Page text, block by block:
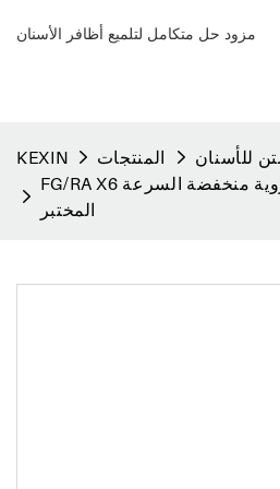
مزود حل متكامل لتلميع أظافر الأسنان
KEXIN المنتجات
للأسنان
FG/RA X6 كروية منخفضة السرعة RA/CA طويلة للغاية من كربيد التنجستن للأسنان ISO 500 205 001 001 018 عجلات تلميع من الراتنج المركب للأسنان ونظام مشرب بالماس لأدوات
المختبر